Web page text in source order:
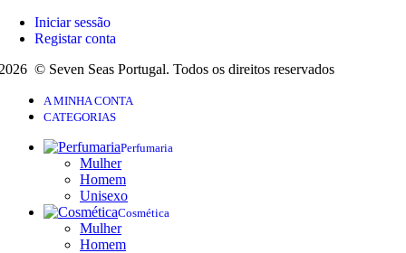
Iniciar sessão
Registar conta
© Seven Seas Portugal. Todos os direitos reservados
A MINHA CONTA
CATEGORIAS
Perfumaria
Mulher
Homem
Unisexo
Cosmética
Mulher
Homem